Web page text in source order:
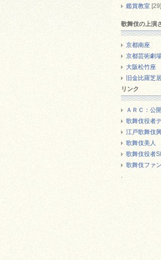
鑑賞教室 [29]
歌舞伎の上演
京都南座
京都芸術劇
大阪松竹座
旧金比羅芝
リンク
ＡＲＣ：公
歌舞伎役者
江戸歌舞伎
歌舞伎美人
歌舞伎役者
歌舞伎ファ
.